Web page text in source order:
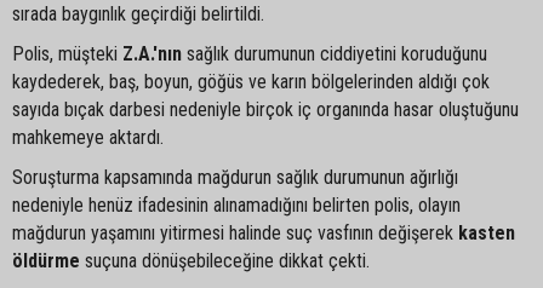
sırada baygınlık geçirdiği belirtildi.
Polis, müşteki Z.A.'nın sağlık durumunun ciddiyetini koruduğunu
kaydederek, baş, boyun, göğüs ve karın bölgelerinden aldığı çok
sayıda bıçak darbesi nedeniyle birçok iç organında hasar oluştuğunu
mahkemeye aktardı.
Soruşturma kapsamında mağdurun sağlık durumunun ağırlığı
nedeniyle henüz ifadesinin alınamadığını belirten polis, olayın
mağdurun yaşamını yitirmesi halinde suç vasfının değişerek kasten
öldürme suçuna dönüşebileceğine dikkat çekti.